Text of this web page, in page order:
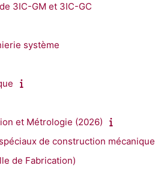
3IC-GM et 3IC-GC
système
et Métrologie (2026)
de construction mécanique
de Fabrication)